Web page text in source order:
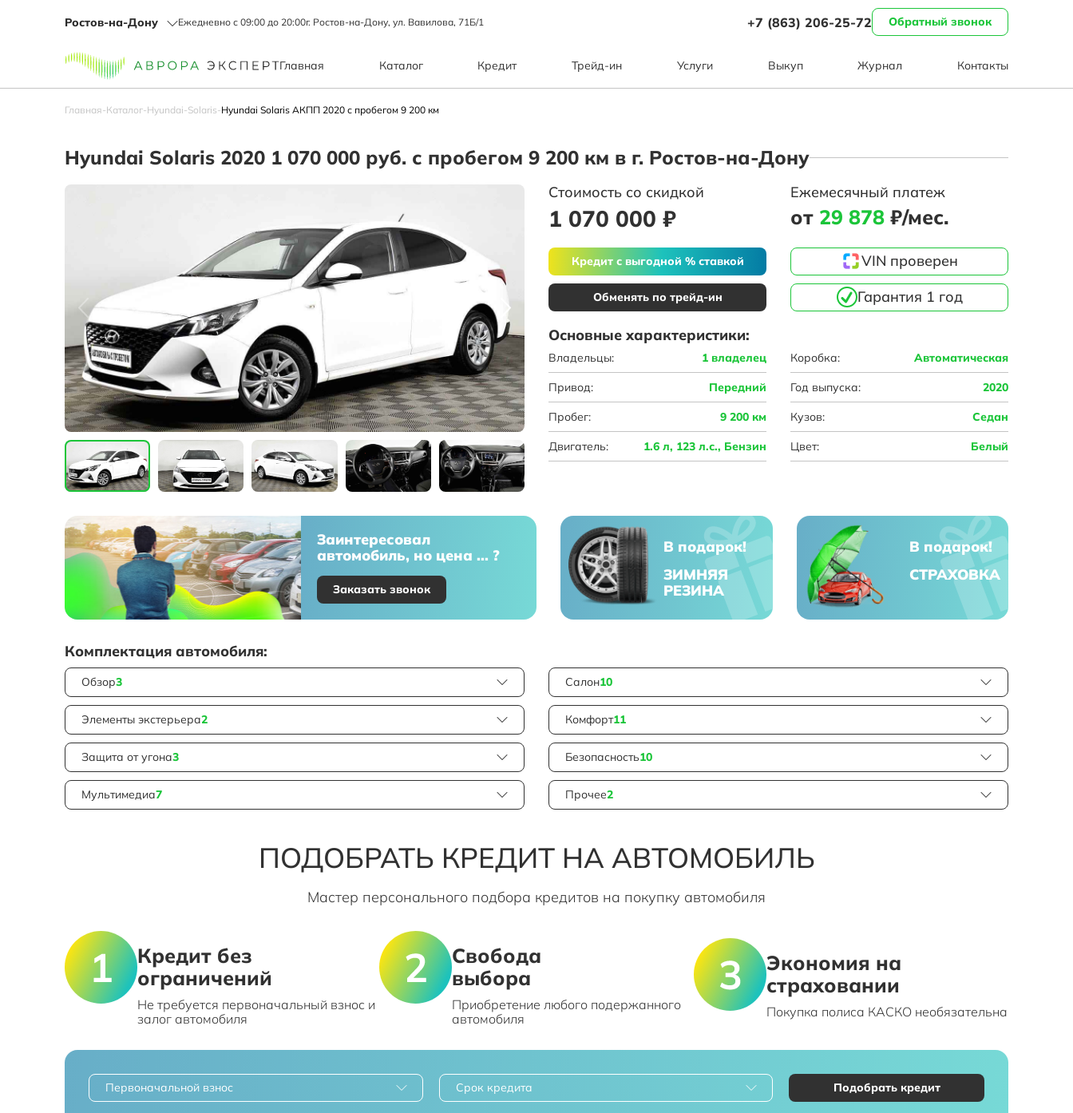
Ростов-на-Дону Ежедневно с 09:00 до 20:00г. Ростов-на-Дону, ул. Вавилова, 71Б/1 +7 (863) 206-25-72 Обратный звонок
Главная Каталог Кредит Трейд-ин Услуги Выкуп Журнал Контакты
Главная-Каталог-Hyundai-Solaris-Hyundai Solaris АКПП 2020 с пробегом 9 200 км
Hyundai Solaris 2020 1 070 000 руб. с пробегом 9 200 км в г. Ростов-на-Дону
Стоимость со скидкой
1 070 000 ₽
Ежемесячный платеж
от 29 878 ₽/мес.
Кредит с выгодной % ставкой
Обменять по трейд-ин
VIN проверен
Гарантия 1 год
Основные характеристики:
Владельцы: 1 владелец Коробка: Автоматическая
Привод: Передний Год выпуска: 2020
Пробег: 9 200 км Кузов: Седан
Двигатель: 1.6 л, 123 л.с., Бензин Цвет: Белый
Заинтересовал
автомобиль, но цена ... ?
Заказать звонок
В подарок!
ЗИМНЯЯ
РЕЗИНА
В подарок!
СТРАХОВКА
Комплектация автомобиля:
Обзор3
Элементы экстерьера2
Защита от угона3
Мультимедиа7
Салон10
Комфорт11
Безопасность10
Прочее2
ПОДОБРАТЬ КРЕДИТ НА АВТОМОБИЛЬ
Мастер персонального подбора кредитов на покупку автомобиля
Кредит без
ограничений
Не требуется первоначальный взнос и
залог автомобиля
Свобода
выбора
Приобретение любого подержанного
автомобиля
Экономия на
страховании
Покупка полиса КАСКО необязательна
Первоначальной взнос Срок кредита Подобрать кредит